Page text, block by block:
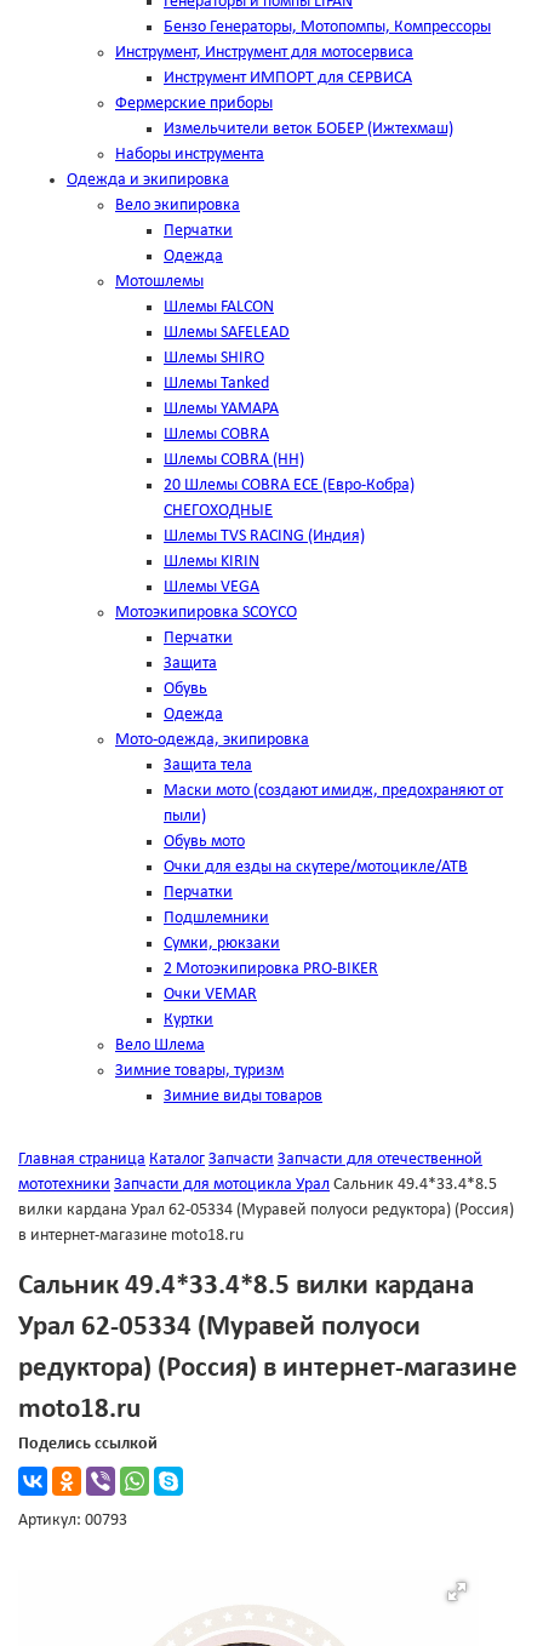
Бензо Генераторы, Мотопомпы, Компрессоры
Инструмент, Инструмент для мотосервиса
Инструмент ИМПОРТ для СЕРВИСА
Фермерские приборы
Измельчители веток БОБЕР (Ижтехмаш)
Наборы инструмента
Одежда и экипировка
Вело экипировка
Перчатки
Одежда
Мотошлемы
Шлемы FALCON
Шлемы SAFELEAD
Шлемы SHIRO
Шлемы Tanked
Шлемы YAMAPA
Шлемы COBRA
Шлемы COBRA (HH)
20 Шлемы COBRA ECE (Евро-Кобра)
СНЕГОХОДНЫЕ
Шлемы TVS RACING (Индия)
Шлемы KIRIN
Шлемы VEGA
Мотоэкипировка SCOYCO
Перчатки
Защита
Обувь
Одежда
Мото-одежда, экипировка
Защита тела
Маски мото (создают имидж, предохраняют от
пыли)
Обувь мото
Очки для езды на скутере/мотоцикле/АТВ
Перчатки
Подшлемники
Сумки, рюкзаки
2 Мотоэкипировка PRO-BIKER
Очки VEMAR
Куртки
Вело Шлема
Зимние товары, туризм
Зимние виды товаров
Главная страница Каталог Запчасти Запчасти для отечественной
мототехники Запчасти для мотоцикла Урал Сальник 49.4*33.4*8.5
вилки кардана Урал 62-05334 (Муравей полуоси редуктора) (Россия)
в интернет-магазине moto18.ru
Сальник 49.4*33.4*8.5 вилки кардана
Урал 62-05334 (Муравей полуоси
редуктора) (Россия) в интернет-магазине
moto18.ru
Поделись ссылкой
Артикул: 00793